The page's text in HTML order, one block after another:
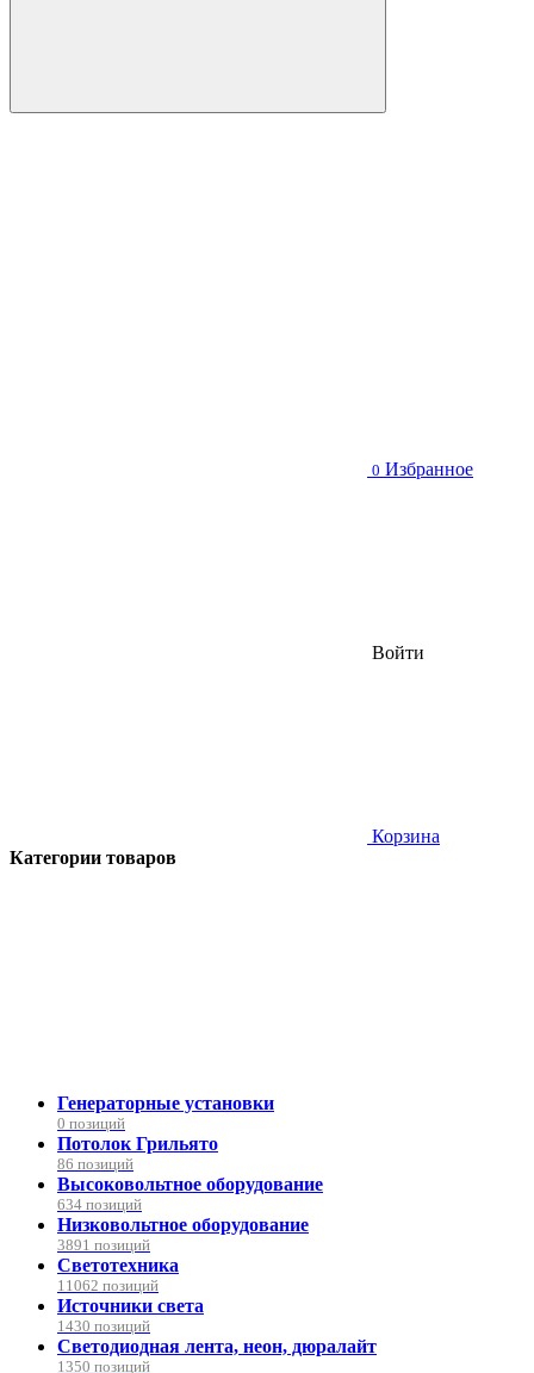
0 Избранное
Войти
Корзина
Категории товаров
Генераторные установки
0 позиций
Потолок Грильято
86 позиций
Высоковольтное оборудование
634 позиций
Низковольтное оборудование
3891 позиций
Светотехника
11062 позиций
Источники света
1430 позиций
Светодиодная лента, неон, дюралайт
1350 позиций